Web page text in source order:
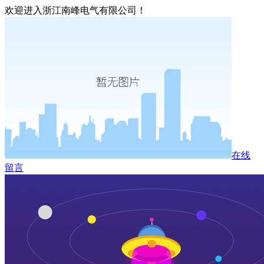
欢迎进入浙江南峰电气有限公司！
在线
留言